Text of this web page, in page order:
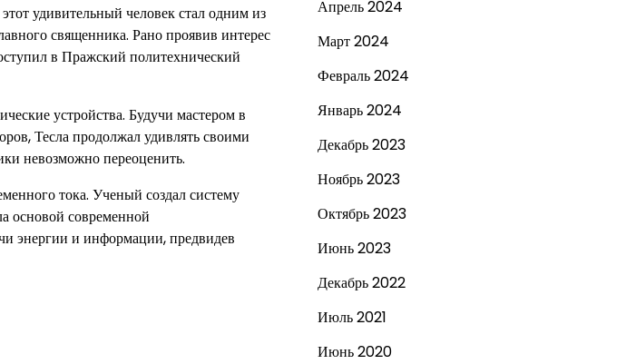
удивительный человек стал одним из
священника. Рано проявив интерес
в Пражский политехнический
устройства. Будучи мастером в
Тесла продолжал удивлять своими
невозможно переоценить.
тока. Ученый создал систему
основой современной
энергии и информации, предвидев
Апрель 2024
Март 2024
Февраль 2024
Январь 2024
Декабрь 2023
Ноябрь 2023
Октябрь 2023
Июнь 2023
Декабрь 2022
Июль 2021
Июнь 2020